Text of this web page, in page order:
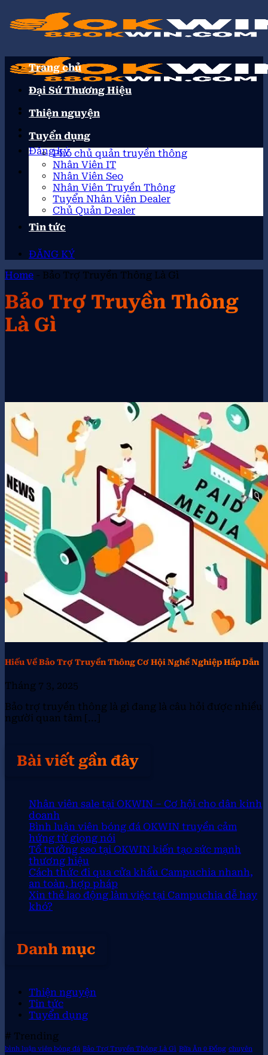
Đăng ký
Trang chủ
Đại Sứ Thương Hiệu
Thiện nguyện
Tuyển dụng
Phó chủ quản truyền thông
Nhân Viên IT
Nhân Viên Seo
Nhân Viên Truyền Thông
Tuyển Nhân Viên Dealer
Chủ Quản Dealer
Tin tức
ĐĂNG KÝ
Home - Bảo Trợ Truyền Thông Là Gì
Bảo Trợ Truyền Thông
Là Gì
Hiểu Về Bảo Trợ Truyền Thông Cơ Hội Nghề Nghiệp Hấp Dẫn
Tháng 7 3, 2025
Bảo trợ truyền thông là gì đang là câu hỏi được nhiều
người quan tâm [...]
Bài viết gần đây
Nhân viên sale tại OKWIN – Cơ hội cho dân kinh
doanh
Bình luận viên bóng đá OKWIN truyền cảm
hứng từ giọng nói
Tổ trưởng seo tại OKWIN kiến tạo sức mạnh
thương hiệu
Cách thức đi qua cửa khẩu Campuchia nhanh,
an toàn, hợp pháp
Xin thẻ lao động làm việc tại Campuchia dễ hay
khó?
Danh mục
Thiện nguyện
Tin tức
Tuyển dụng
# Trending
bình luận viên bóng đá Bảo Trợ Truyền Thông Là Gì Bữa Ăn 0 Đồng chuyên